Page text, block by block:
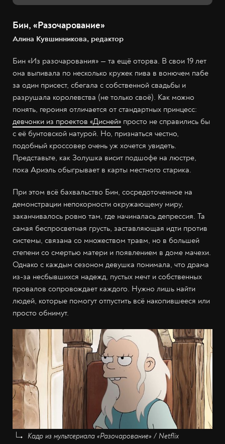
Бин, «Разочарование»
Алина Кувшинникова, редактор
Бин «Из разочарования» — та ещё оторва. В свои 19 лет
она выпивала по несколько кружек пива в вонючем пабе
за один присест, сбегала с собственной свадьбы и
разрушала королевства (не только своё). Как можно
понять, героиня отличается от стандартных принцесс:
девчонки из проектов «Дисней» просто не справились бы
с её бунтовской натурой. Но, признаться честно,
подобный кроссовер очень уж хочется увидеть.
Представьте, как Золушка висит подшофе на люстре,
пока Ариэль обыгрывает в карты местного старика.
При этом всё бахвальство Бин, сосредоточенное на
демонстрации непокорности окружающему миру,
заканчивалось ровно там, где начиналась депрессия. Та
самая беспросветная грусть, заставляющая идти против
системы, связана со множеством травм, но в большей
степени со смертью матери и появлением в доме мачехи.
Однако с каждым сезоном девушка понимала, что драма
из-за несбывшихся надежд, пустых мечт и собственных
провалов сопровождает каждого. Нужно лишь найти
людей, которые помогут отпустить всё накопившееся или
просто обнимут.
Кадр из мультсериала «Разочарование» / Netflix